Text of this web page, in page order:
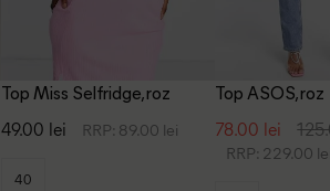
Top Miss Selfridge, roz
49.00 lei RRP: 89.00 lei
40
Top ASOS, roz
78.00 lei
RRP: 229.00 lei